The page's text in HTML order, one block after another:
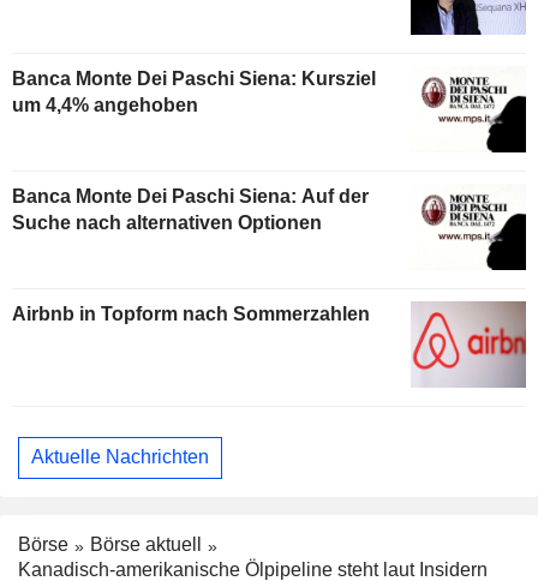
Banca Monte Dei Paschi Siena: Kursziel
um 4,4% angehoben
Banca Monte Dei Paschi Siena: Auf der
Suche nach alternativen Optionen
Airbnb in Topform nach Sommerzahlen
Aktuelle Nachrichten
Börse
Börse aktuell
Kanadisch-amerikanische Ölpipeline steht laut Insidern